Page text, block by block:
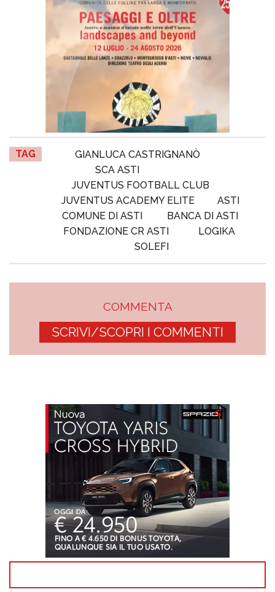
TAG
GIANLUCA CASTRIGNANÒ
SCA ASTI
JUVENTUS FOOTBALL CLUB
JUVENTUS ACADEMY ELITE
ASTI
COMUNE DI ASTI
BANCA DI ASTI
FONDAZIONE CR ASTI
LOGIKA
SOLEFI
COMMENTA
SCRIVI/SCOPRI I COMMENTI